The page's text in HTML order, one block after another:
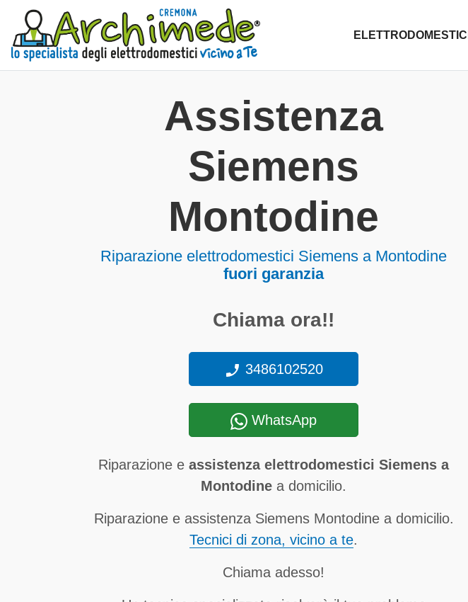
ELETTRODOMESTICI
Assistenza
Siemens
Montodine
Riparazione elettrodomestici Siemens a Montodine
fuori garanzia
Chiama ora!!
3486102520
WhatsApp
Riparazione e assistenza elettrodomestici Siemens a
Montodine a domicilio.
Riparazione e assistenza Siemens Montodine a domicilio.
Tecnici di zona, vicino a te.
Chiama adesso!